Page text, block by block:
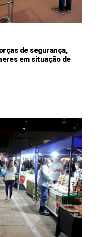
de segurança,
em situação de